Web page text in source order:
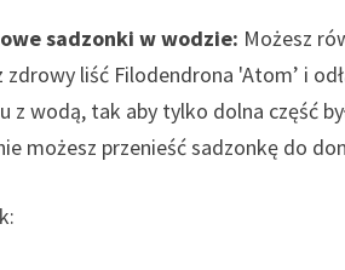
sadzonki w wodzie: Możesz
zdrowy liść Filodendrona 'Atom’ i
z wodą, tak aby tylko dolna część
możesz przenieść sadzonkę do